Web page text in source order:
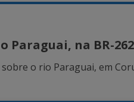
na BR-
o rio Paraguai, em